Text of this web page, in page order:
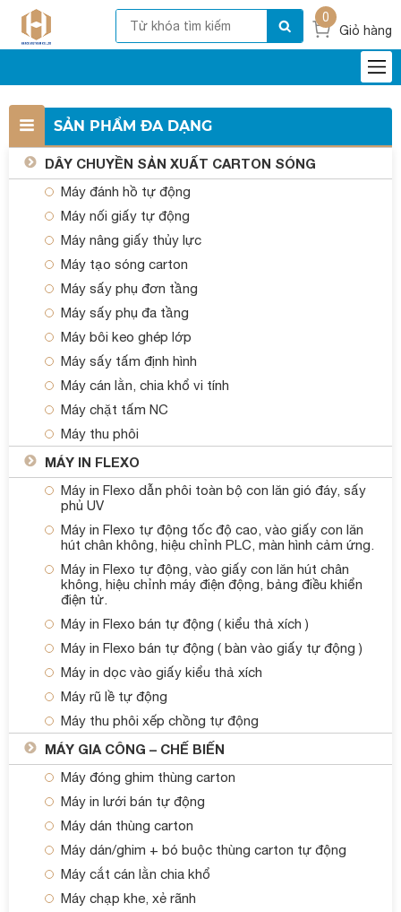
0
Giỏ hàng
SẢN PHẨM ĐA DẠNG
DÂY CHUYỀN SẢN XUẤT CARTON SÓNG
Máy đánh hồ tự động
Máy nối giấy tự động
Máy nâng giấy thủy lực
Máy tạo sóng carton
Máy sấy phụ đơn tầng
Máy sấy phụ đa tầng
Máy bôi keo ghép lớp
Máy sấy tấm định hình
Máy cán lằn, chia khổ vi tính
Máy chặt tấm NC
Máy thu phôi
MÁY IN FLEXO
Máy in Flexo dẫn phôi toàn bộ con lăn gió đáy, sấy
phủ UV
Máy in Flexo tự động tốc độ cao, vào giấy con lăn
hút chân không, hiệu chỉnh PLC, màn hình cảm ứng.
Máy in Flexo tự động, vào giấy con lăn hút chân
không, hiệu chỉnh máy điện động, bảng điều khiển
điện tử.
Máy in Flexo bán tự động ( kiểu thả xích )
Máy in Flexo bán tự động ( bàn vào giấy tự động )
Máy in dọc vào giấy kiểu thả xích
Máy rũ lề tự động
Máy thu phôi xếp chồng tự động
MÁY GIA CÔNG – CHẾ BIẾN
Máy đóng ghim thùng carton
Máy in lưới bán tự động
Máy dán thùng carton
Máy dán/ghim + bó buộc thùng carton tự động
Máy cắt cán lằn chia khổ
Máy chạp khe, xẻ rãnh